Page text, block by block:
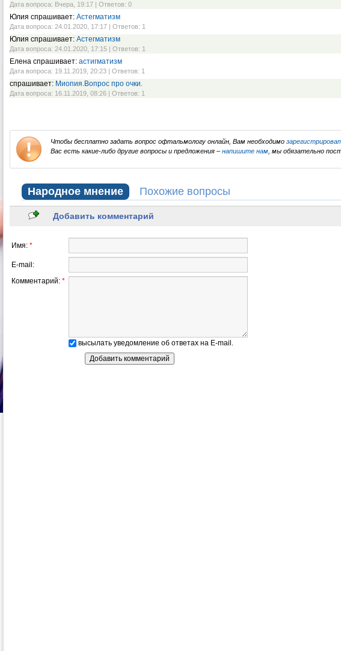
Дата вопроса: Вчера, 19:17 | Ответов: 0
Юлия спрашивает: Астегматизм
Дата вопроса: 24.01.2020, 17:17 | Ответов: 1
Юлия спрашивает: Астегматизм
Дата вопроса: 24.01.2020, 17:15 | Ответов: 1
Елена спрашивает: астигматизм
Дата вопроса: 19.11.2019, 20:23 | Ответов: 1
спрашивает: Миопия.Вопрос про очки.
Дата вопроса: 16.11.2019, 08:26 | Ответов: 1
Чтобы бесплатно задать вопрос офтальмологу онлайн, Вам необходимо
Вас есть какие-либо другие вопросы и предложения – напишите нам , мы обязательно
Народное мнение Похожие вопросы
Добавить комментарий
Имя: *
E-mail:
Комментарий: *
высылать уведомление об ответах на E-mail.